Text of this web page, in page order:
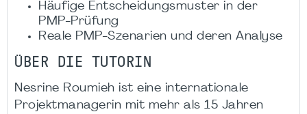
Häufige Entscheidungsmuster in der
PMP-Prüfung
Reale PMP-Szenarien und deren Analyse
ÜBER DIE TUTORIN
​Nesrine Roumieh ist eine internationale
Projektmanagerin mit mehr als 15 Jahren